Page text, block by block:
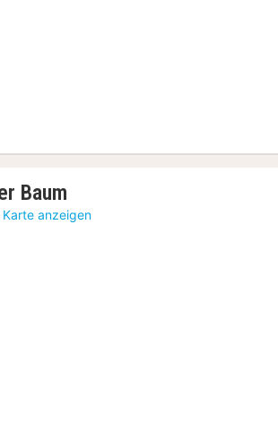
Baum
Nacht
anzeigen